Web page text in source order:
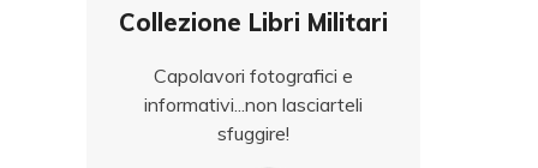
Collezione Libri Militari
Capolavori fotografici e
informativi...non lasciarteli
sfuggire!